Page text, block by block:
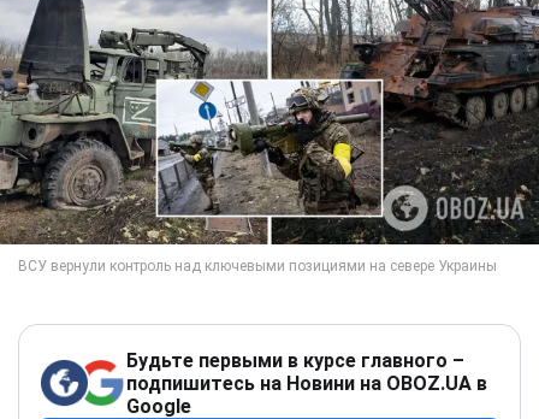
Будьте первыми в курсе главного –
подпишитесь на Новини на OBOZ.UA в
Google